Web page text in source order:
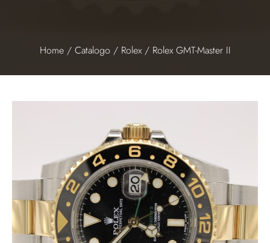
Home/ Catalogo/ Rolex/ Rolex GMT-Master II